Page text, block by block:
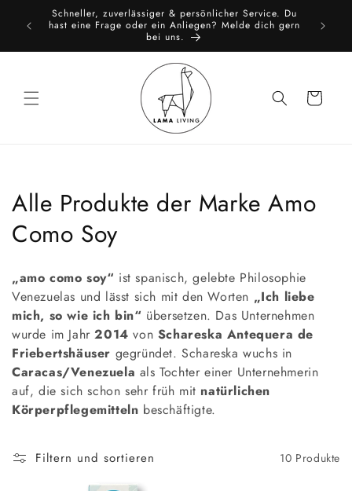
zum
Inhalt
Schneller, zuverlässiger & persönlicher Service. Du
hast eine Frage oder ein Anliegen? Melde dich gern
bei uns.
Warenkorb
K
a
e
g
o
r
i
e
Alle Produkte der Marke Amo
Como Soy
„amo como soy“ ist spanisch, gelebte Philosophie
Venezuelas und lässt sich mit den Worten „Ich liebe
mich, so wie ich bin“ übersetzen. Das Unternehmen
wurde im Jahr2014 von Schareska Antequera de
Friebertshäuser gegründet. Schareska wuchs in
Caracas/Venezuela als Tochter einer Unternehmerin
auf, die sich schon sehr früh mit natürlichen
Körperpflegemitteln beschäftigte.
Filtern und sortieren 10 Produkte